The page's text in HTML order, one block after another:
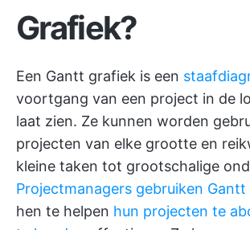
Grafiek?
Een Gantt grafiek is een
voortgang van een project in de
laat zien. Ze kunnen worden
projecten van elke grootte en
kleine taken tot grootschalige
Projectmanagers gebruiken
hen te helpen hun projecten te